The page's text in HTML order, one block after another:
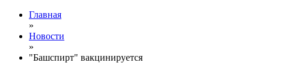
Главная
»
Новости
»
"Башспирт" вакцинируется